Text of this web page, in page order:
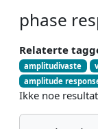
phase
Relaterte
amplitudivaste
amplitude
Ikke noe
Blokker
Hopp over